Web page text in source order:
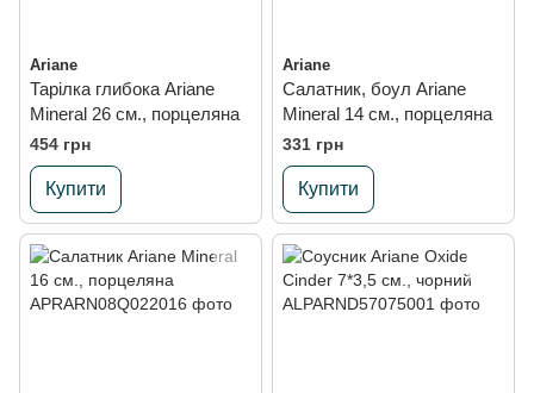
Ariane
Тарілка глибока Ariane
Mineral 26 см., порцеляна
454 грн
Купити
Ariane
Салатник, боул Ariane
Mineral 14 см., порцеляна
331 грн
Купити